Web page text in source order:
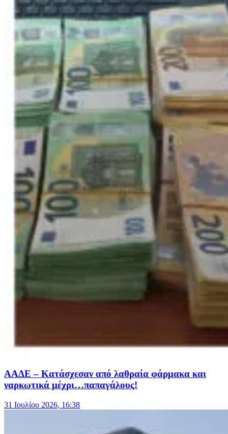
ΑΑΔΕ – Κατάσχεσαν από λαθραία φάρμακα και
ναρκωτικά μέχρι…παπαγάλους!
31 Ιουλίου 2026, 16:38